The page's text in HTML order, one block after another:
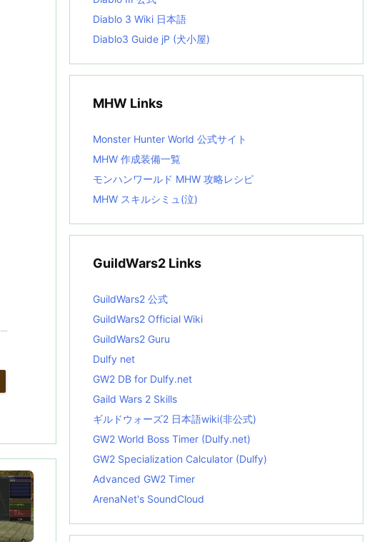
Diablo 3 Wiki 日本語
Diablo3 Guide jP (犬小屋)
MHW Links
Monster Hunter World 公式サイト
MHW 作成装備一覧
モンハンワールド MHW 攻略レシピ
MHW スキルシミュ(泣)
GuildWars2 Links
GuildWars2 公式
GuildWars2 Official Wiki
GuildWars2 Guru
Dulfy net
GW2 DB for Dulfy.net
Gaild Wars 2 Skills
ギルドウォーズ2 日本語wiki(非公式)
GW2 World Boss Timer (Dulfy.net)
GW2 Specialization Calculator (Dulfy)
Advanced GW2 Timer
ArenaNet's SoundCloud